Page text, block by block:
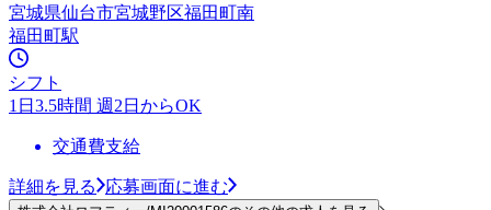
宮城県仙台市宮城野区福田町南
福田町駅
シフト
1日3.5時間 週2日からOK
交通費支給
詳細を見る 応募画面に進む